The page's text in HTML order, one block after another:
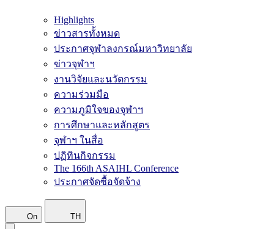
Highlights
ข่าวสารทั้งหมด
ประกาศจุฬาลงกรณ์มหาวิทยาลัย
ข่าวจุฬาฯ
งานวิจัยและนวัตกรรม
ความร่วมมือ
ความภูมิใจของจุฬาฯ
การศึกษาและหลักสูตร
จุฬาฯ ในสื่อ
ปฏิทินกิจกรรม
The 166th ASAIHL Conference
ประกาศจัดซื้อจัดจ้าง
On TH